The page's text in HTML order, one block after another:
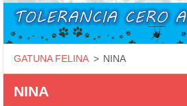
GATUNA FELINA > NINA
NINA